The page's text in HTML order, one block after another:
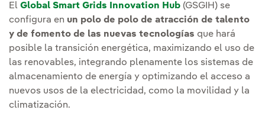
El Global Smart Grids Innovation Hub (GSGIH) se
configura en un polo de polo de atracción de talento
y de fomento de las nuevas tecnologías que hará
posible la transición energética, maximizando el uso de
las renovables, integrando plenamente los sistemas de
almacenamiento de energía y optimizando el acceso a
nuevos usos de la electricidad, como la movilidad y la
climatización.